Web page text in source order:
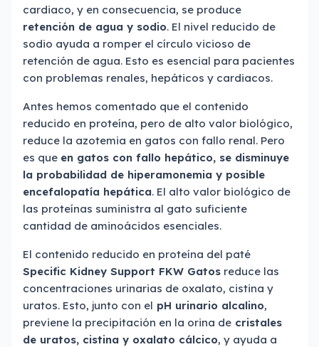
cardiaco, y en consecuencia, se produce
retención de agua y sodio. El nivel reducido de
sodio ayuda a romper el círculo vicioso de
retención de agua. Esto es esencial para pacientes
con problemas renales, hepáticos y cardiacos.
Antes hemos comentado que el contenido
reducido en proteína, pero de alto valor biológico,
reduce la azotemia en gatos con fallo renal. Pero
es que en gatos con fallo hepático, se disminuye
la probabilidad de hiperamonemia y posible
encefalopatía hepática. El alto valor biológico de
las proteínas suministra al gato suficiente
cantidad de aminoácidos esenciales.
El contenido reducido en proteína del paté
Specific Kidney Support FKW Gatos reduce las
concentraciones urinarias de oxalato, cistina y
uratos. Esto, junto con el pH urinario alcalino,
previene la precipitación en la orina de cristales
de uratos, cistina y oxalato cálcico, y ayuda a